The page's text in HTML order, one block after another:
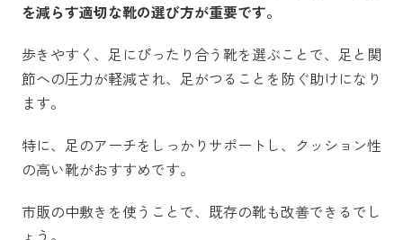
を減らす適切な靴の選び方が重要です。
歩きやすく、足にぴったり合う靴を選ぶことで、足と関
節への圧力が軽減され、足がつることを防ぐ助けになり
ます。
特に、足のアーチをしっかりサポートし、クッション性
の高い靴がおすすめです。
市販の中敷きを使うことで、既存の靴も改善できるでし
ょう。